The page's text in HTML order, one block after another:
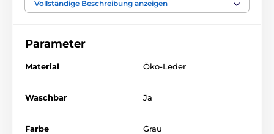
Waschmaschine waschen können. Dieses
orthopädische Hundebett von Reedog besteht aus
hinaus können Sie den Bezug mit einem
Reißverschluss leicht entfernen.
Schaummatratze
ist auch ein Vorteil und garantiert
Ihrem Hund einen ungestörten Schlaf.
Verwendetes Material:
Oberseite des Hundebettes - Eko Leder
Vollständige Beschreibung anzeigen
Parameter
Material Öko-Leder
Waschbar Ja
Farbe Grau